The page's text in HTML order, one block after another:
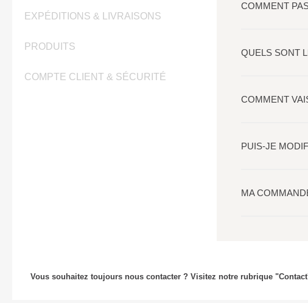
EXPÉDITIONS & LIVRAISONS
PRODUITS
COMPTE CLIENT & SÉCURITÉ
COMMENT
QUELS SONT
COMMENT
PUIS-JE
MA
Vous souhaitez toujours nous contacter ? Visitez notre rubrique